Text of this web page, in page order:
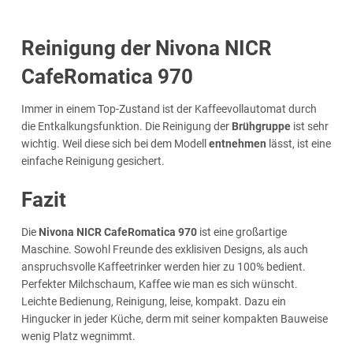
Reinigung der Nivona NICR
CafeRomatica 970
Immer in einem Top-Zustand ist der Kaffeevollautomat durch
die Entkalkungsfunktion. Die Reinigung der Brühgruppeist sehr
wichtig. Weil diese sich bei dem Modell entnehmen lässt, ist eine
einfache Reinigung gesichert.
Fazit
Die Nivona NICR CafeRomatica 970 ist eine großartige
Maschine. Sowohl Freunde des exklisiven Designs, als auch
anspruchsvolle Kaffeetrinker werden hier zu 100% bedient.
Perfekter Milchschaum, Kaffee wie man es sich wünscht.
Leichte Bedienung, Reinigung, leise, kompakt. Dazu ein
Hingucker in jeder Küche, derm mit seiner kompakten Bauweise
wenig Platz wegnimmt.